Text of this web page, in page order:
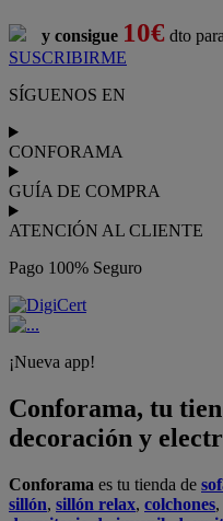
y consigue 10€ dto
SUSCRIBIRME
SÍGUENOS EN
CONFORAMA
GUÍA DE COMPRA
ATENCIÓN AL CLIENTE
Pago 100% Seguro
¡Nueva app!
Conforama, tu
decoración y
Conforama es tu tienda de
sillón, sillón relax, colchones,